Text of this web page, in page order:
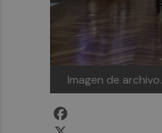
Imagen de archivo.